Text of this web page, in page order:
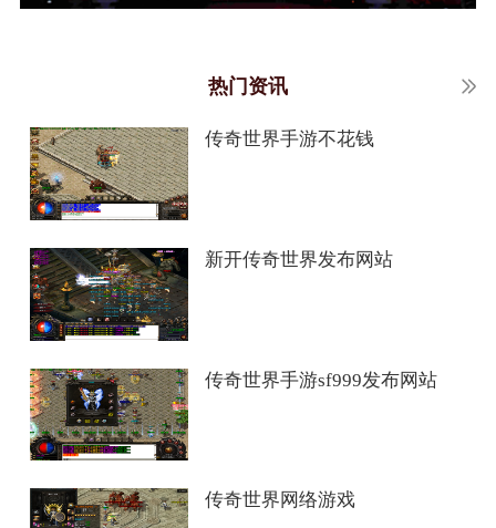
热门资讯
传奇世界手游不花钱
新开传奇世界发布网站
传奇世界手游sf999发布网站
传奇世界网络游戏